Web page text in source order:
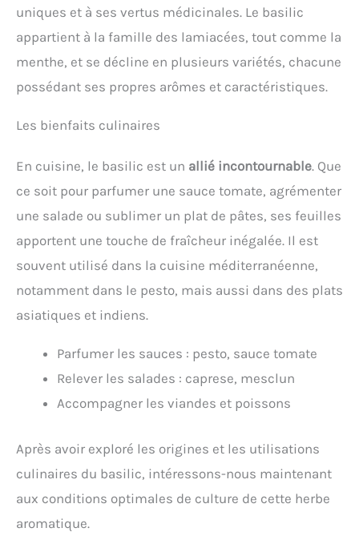
uniques et à ses vertus médicinales. Le basilic
appartient à la famille des lamiacées, tout comme la
menthe, et se décline en plusieurs variétés, chacune
possédant ses propres arômes et caractéristiques.
Les bienfaits culinaires
En cuisine, le basilic est un allié incontournable. Que
ce soit pour parfumer une sauce tomate, agrémenter
une salade ou sublimer un plat de pâtes, ses feuilles
apportent une touche de fraîcheur inégalée. Il est
souvent utilisé dans la cuisine méditerranéenne,
notamment dans le pesto, mais aussi dans des plats
asiatiques et indiens.
Parfumer les sauces : pesto, sauce tomate
Relever les salades : caprese, mesclun
Accompagner les viandes et poissons
Après avoir exploré les origines et les utilisations
culinaires du basilic, intéressons-nous maintenant
aux conditions optimales de culture de cette herbe
aromatique.